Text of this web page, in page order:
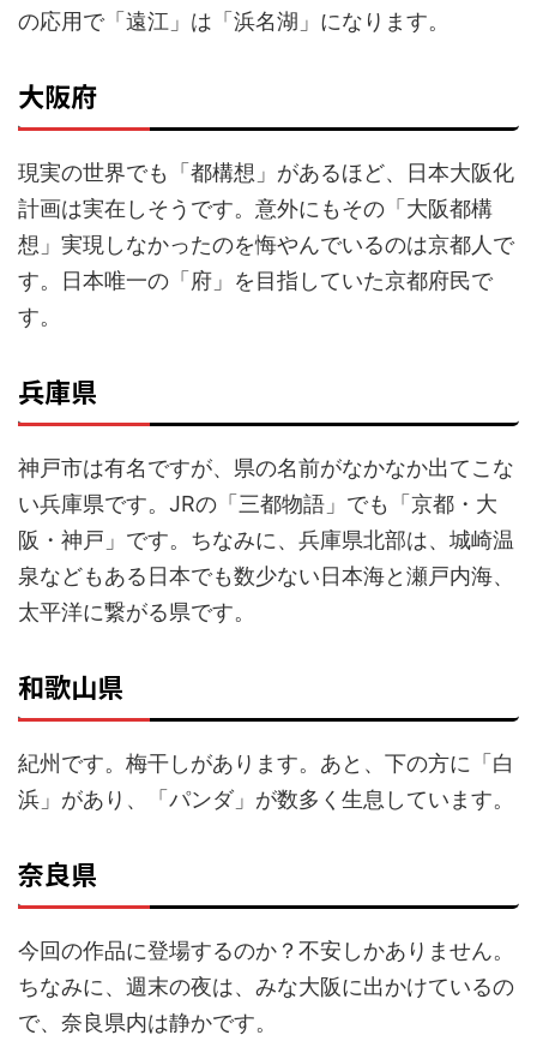
の応用で「遠江」は「浜名湖」になります。
大阪府
現実の世界でも「都構想」があるほど、日本大阪化
計画は実在しそうです。意外にもその「大阪都構
想」実現しなかったのを悔やんでいるのは京都人で
す。日本唯一の「府」を目指していた京都府民で
す。
兵庫県
神戸市は有名ですが、県の名前がなかなか出てこな
い兵庫県です。JRの「三都物語」でも「京都・大
阪・神戸」です。ちなみに、兵庫県北部は、城崎温
泉などもある日本でも数少ない日本海と瀬戸内海、
太平洋に繋がる県です。
和歌山県
紀州です。梅干しがあります。あと、下の方に「白
浜」があり、「パンダ」が数多く生息しています。
奈良県
今回の作品に登場するのか？不安しかありません。
ちなみに、週末の夜は、みな大阪に出かけているの
で、奈良県内は静かです。